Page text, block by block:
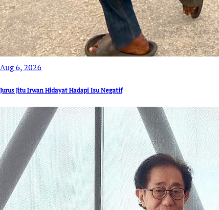
Aug 6, 2026
Jurus Jitu Irwan Hidayat Hadapi Isu Negatif